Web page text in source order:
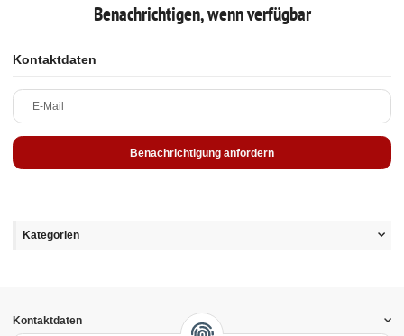
Benachrichtigen, wenn verfügbar
Kontaktdaten
E-Mail
Benachrichtigung anfordern
Kategorien
Kontaktdaten